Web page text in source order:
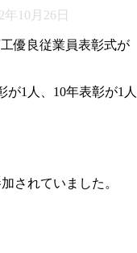
年10月26日
優良従業員表彰式が
が1人、10年表彰が1
されていました。